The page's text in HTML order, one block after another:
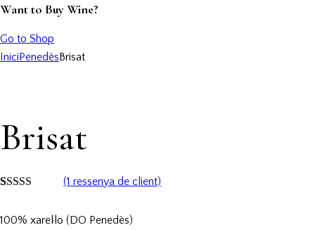
Want to Buy Wine?
Go to Shop
IniciPenedèsBrisat
Brisat
funció d'
(1 ressenya de client)
100% xarel·lo (DO Penedès)